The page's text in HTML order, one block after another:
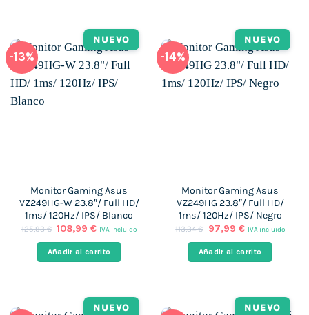
-13%
NUEVO
Monitor Gaming Asus
VZ249HG-W 23.8″/ Full HD/
1ms/ 120Hz/ IPS/ Blanco
125,93€ El
original
era:
108,99€El
actual
es:
IVA incluido
Añadir al carrito
-14%
NUEVO
Monitor Gaming Asus
VZ249HG 23.8″/ Full HD/
1ms/ 120Hz/ IPS/ Negro
113,34€
El
original
era:
97,99 €El
actual
es:
IVA incluido
Añadir al carrito
NUEVO NUEVO